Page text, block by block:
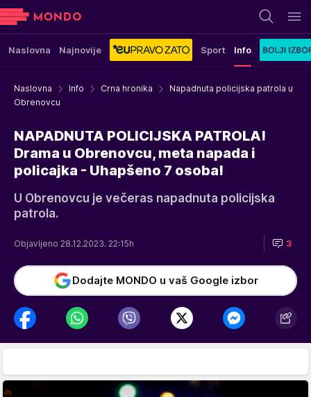
Naslovna Najnovije Sport Info
Naslovna Info Crna hronika
Napadnuta policijska patrola u
Obrenovcu
NAPADNUTA POLICIJSKA PATROLA!
Drama u Obrenovcu, meta napada i
policajka - Uhapšeno 7 osoba!
U Obrenovcu je večeras napadnuta policijska
patrola.
Objavljeno 28.12.2023. 22:15h 3
Dodajte MONDO u vaš Google izbor